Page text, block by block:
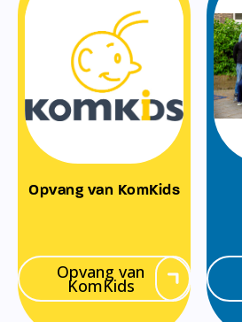
Opvang van KomKids
Opvang van
KomKids